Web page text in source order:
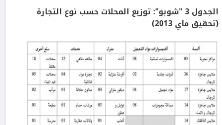
الجدول 3 "شوبو": توزيع المحلات حسب نوع التجارة
(تحقيق ماي 2013
)